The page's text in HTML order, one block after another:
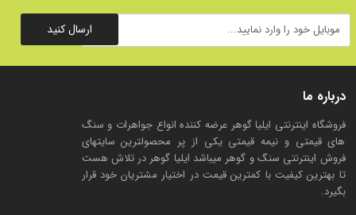
درباره ما
فروشگاه اینترنتی ایلیا گوهر عرضه کننده انواع جواهرات و سنگ
های قیمتی و نیمه قیمتی یکی از پر محصولترین سایتهای
فروش اینترنتی سنگ و گوهر میباشد ایلیا گوهر در تلاش هست
تا بهترین کیفیت با کمترین قیمت در اختیار مشتریان خود قرار
بگیرد.
ارسال کنید